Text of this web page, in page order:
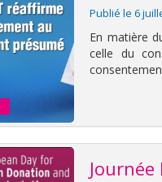
Publié le 6
En matière
celle du